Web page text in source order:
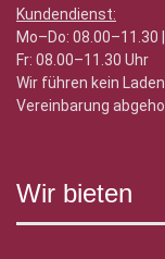
Kundendienst:
Mo–Do: 08.00–11.30
Fr: 08.00–11.30 Uhr
Wir führen kein
Vereinbarung
Wir bieten